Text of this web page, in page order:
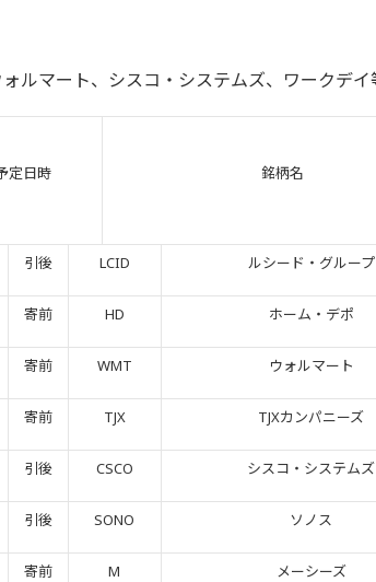
ルマート、シスコ・システムズ、ワークデイ
定日時 銘柄名
引後 LCID ルシード・グループ
寄前 HD ホーム・デポ
寄前 WMT ウォルマート
寄前 TJX TJXカンパニーズ
引後 CSCO シスコ・システムズ
引後 SONO ソノス
寄前 M メーシーズ